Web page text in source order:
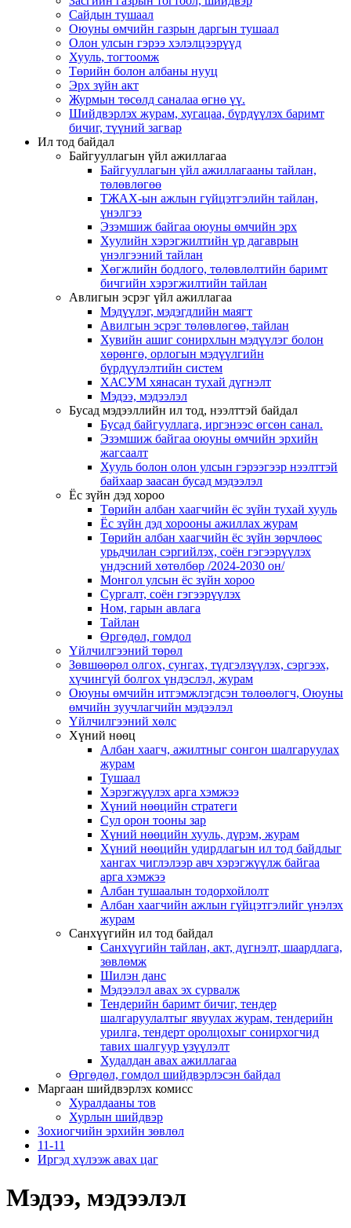
Сайдын тушаал
Оюуны өмчийн газрын даргын тушаал
Олон улсын гэрээ хэлэлцээрүүд
Хууль, тогтоомж
Төрийн болон албаны нууц
Эрх зүйн акт
Журмын төсөлд саналаа өгнө үү.
Шийдвэрлэх журам, хугацаа, бүрдүүлэх баримт
бичиг, түүний загвар
Ил тод байдал
Байгууллагын үйл ажиллагаа
Байгууллагын үйл ажиллагааны тайлан,
төлөвлөгөө
ТЖАХ-ын ажлын гүйцэтгэлийн тайлан,
үнэлгээ
Эзэмшиж байгаа оюуны өмчийн эрх
Хуулийн хэрэгжилтийн үр дагаврын
үнэлгээний тайлан
Хөгжлийн бодлого, төлөвлөлтийн баримт
бичгийн хэрэгжилтийн тайлан
Авлигын эсрэг үйл ажиллагаа
Мэдүүлэг, мэдэгдлийн маягт
Авилгын эсрэг төлөвлөгөө, тайлан
Хувийн ашиг сонирхлын мэдүүлэг болон
хөрөнгө, орлогын мэдүүлгийн
бүрдүүлэлтийн систем
ХАСУМ хянасан тухай дүгнэлт
Мэдээ, мэдээлэл
Бусад мэдээллийн ил тод, нээлттэй байдал
Бусад байгууллага, иргэнээс өгсөн санал.
Эзэмшиж байгаа оюуны өмчийн эрхийн
жагсаалт
Хууль болон олон улсын гэрээгээр нээлттэй
байхаар заасан бусад мэдээлэл
Ёс зүйн дэд хороо
Төрийн албан хаагчийн ёс зүйн тухай хууль
Ёс зүйн дэд хорооны ажиллах журам
Төрийн албан хаагчийн ёс зүйн зөрчлөөс
урьдчилан сэргийлэх, соён гэгээрүүлэх
үндэсний хөтөлбөр /2024-2030 он/
Монгол улсын ёс зүйн хороо
Cургалт, cоён гэгээрүүлэх
Ном, гарын авлага
Тайлан
Өргөдөл, гомдол
Үйлчилгээний төрөл
Зөвшөөрөл олгох, сунгах, түдгэлзүүлэх, сэргээх,
хүчингүй болгох үндэслэл, журам
Оюуны өмчийн итгэмжлэгдсэн төлөөлөгч, Оюуны
өмчийн зуучлагчийн мэдээлэл
Үйлчилгээний хөлс
Хүний нөөц
Албан хаагч, ажилтныг сонгон шалгаруулах
журам
Тушаал
Хэрэгжүүлэх арга хэмжээ
Хүний нөөцийн стратеги
Сул орон тооны зар
Хүний нөөцийн хууль, дүрэм, журам
Хүний нөөцийн удирдлагын ил тод байдлыг
хангах чиглэлээр авч хэрэгжүүлж байгаа
арга хэмжээ
Албан тушаалын тодорхойлолт
Албан хаагчийн ажлын гүйцэтгэлийг үнэлэх
журам
Санхүүгийн ил тод байдал
Санхүүгийн тайлан, акт, дүгнэлт, шаардлага,
зөвлөмж
Шилэн данс
Мэдээлэл авах эх сурвалж
Тендерийн баримт бичиг, тендер
шалгаруулалтыг явуулах журам, тендерийн
урилга, тендерт оролцохыг сонирхогчид
тавих шалгуур үзүүлэлт
Худалдан авах ажиллагаа
Өргөдөл, гомдол шийдвэрлэсэн байдал
Маргаан шийдвэрлэх комисс
Хуралдааны тов
Хурлын шийдвэр
Зохиогчийн эрхийн зөвлөл
11-11
Иргэд хүлээж авах цаг
Мэдээ, мэдээлэл